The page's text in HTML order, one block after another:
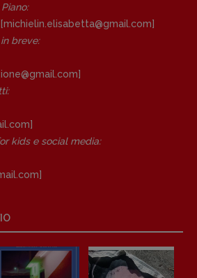
:
[michielin.elisabetta@gmail.com]
breve:
com]
com]
kids e social media:
com]